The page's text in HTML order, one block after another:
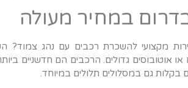
במחיר מעולה
מקצועי להשכרת רכבים עם נהג צמוד?
אוטובוסים גדולים. הרכבים הם חדשניים
בקלות גם במסלולים תלולים במיוחד.